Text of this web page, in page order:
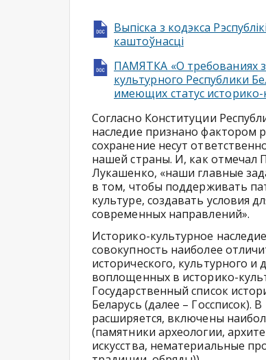
Выпіска з кодэкса
каштоўнасці
ПАМЯТКА «О требованиях
культурного Республики
имеющих статус
Согласно Конституции
наследие признано фактором
сохранение несут
нашей страны. И, как отмечал
Лукашенко, «наши главные
в том, чтобы поддерживать
культуре, создавать условия
современных направлений».
Историко-культурное
совокупность наиболее
исторического, культурного и
воплощенных в историко-
Государственный список
Беларусь (далее – Госсписок).
расширяется, включены
(памятники археологии,
искусства, нематериальные